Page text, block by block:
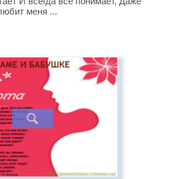
меня ...